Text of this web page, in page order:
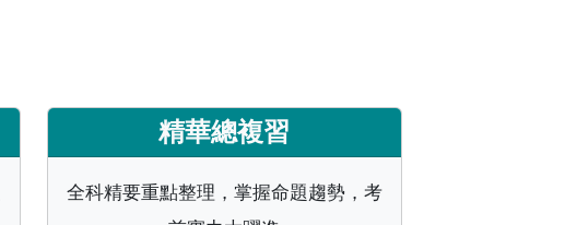
精華總複習
全科精要重點整理，掌握命題趨勢，考